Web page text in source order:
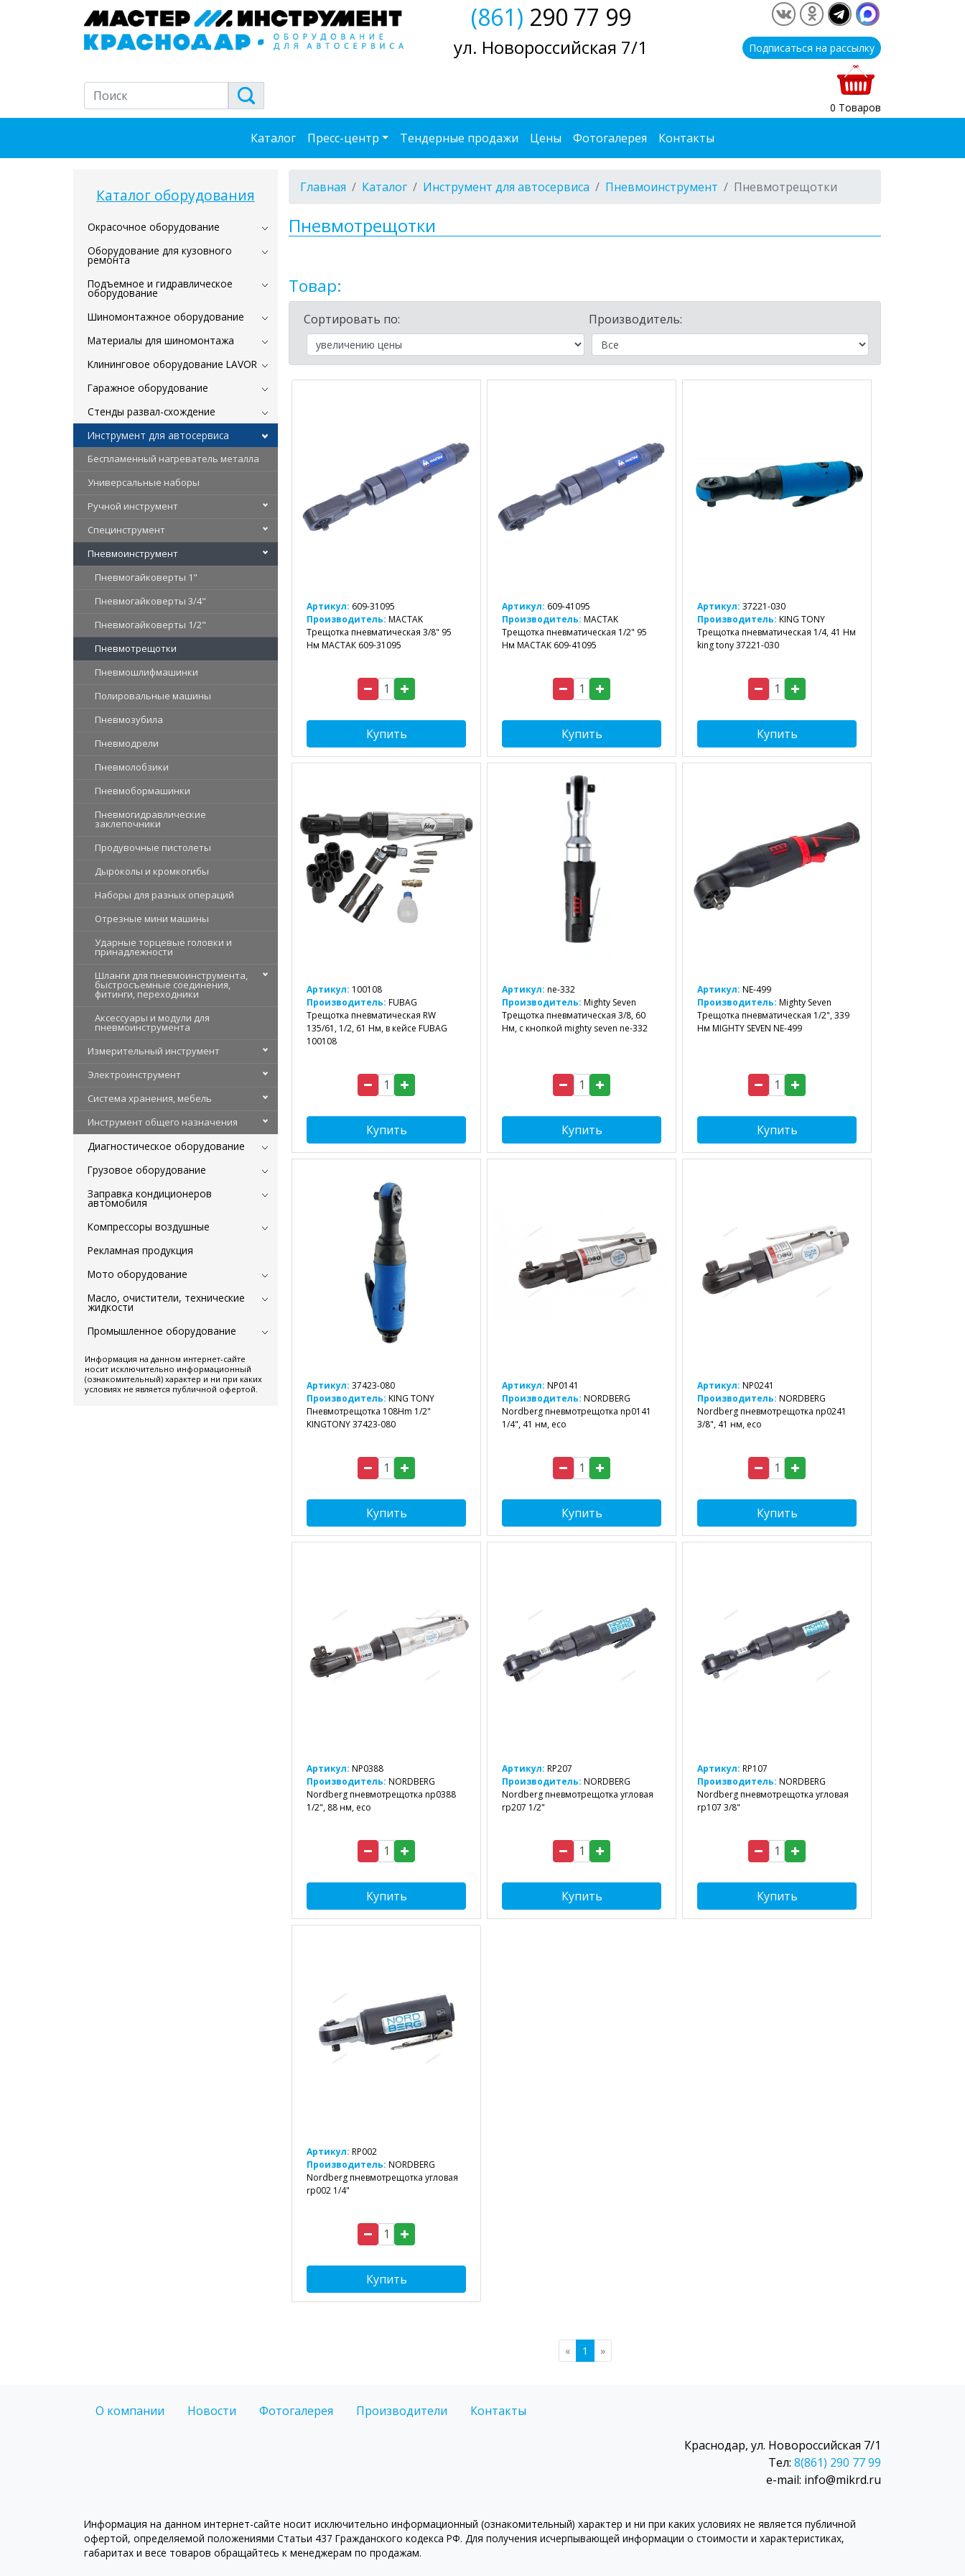
(861) 290 77 99
ул. Новороссийская 7/1 Подписаться на рассылку
0 Товаров
Каталог Пресс-центр Тендерные продажи Цены Фотогалерея Контакты
Каталог оборудования
Окрасочное оборудование
Оборудование для кузовного
ремонта
Подъемное и гидравлическое
оборудование
Шиномонтажное оборудование
Материалы для шиномонтажа
Клининговое оборудование LAVOR
Гаражное оборудование
Стенды развал-схождение
Инструмент для автосервиса
Беспламенный нагреватель металла
Универсальные наборы
Ручной инструмент
Специнструмент
Пневмоинструмент
Пневмогайковерты 1"
Пневмогайковерты 3/4"
Пневмогайковерты 1/2"
Пневмотрещотки
Пневмошлифмашинки
Полировальные машины
Пневмозубила
Пневмодрели
Пневмолобзики
Пневмобормашинки
Пневмогидравлические
заклепочники
Продувочные пистолеты
Дыроколы и кромкогибы
Наборы для разных операций
Отрезные мини машины
Ударные торцевые головки и
принадлежности
Шланги для пневмоинструмента,
быстросъемные соединения,
фитинги, переходники
Аксессуары и модули для
пневмоинструмента
Измерительный инструмент
Электроинструмент
Система хранения, мебель
Инструмент общего назначения
Диагностическое оборудование
Грузовое оборудование
Заправка кондиционеров
автомобиля
Компрессоры воздушные
Рекламная продукция
Мото оборудование
Масло, очистители, технические
жидкости
Промышленное оборудование
Информация на данном интернет-сайте
носит исключительно информационный
(ознакомительный) характер и ни при каких
условиях не является публичной офертой.
Главная Каталог Инструмент для автосервиса Пневмоинструмент Пневмотрещотки
Пневмотрещотки
Товар:
Сортировать по: Производитель:
Артикул: 609-31095
Производитель: MACTAK
Трещотка пневматическая 3/8" 95
Нм МАСТАК 609-31095
Купить
Артикул: 609-41095
Производитель: MACTAK
Трещотка пневматическая 1/2" 95
Нм МАСТАК 609-41095
Купить
Артикул: 37221-030
Производитель: KING TONY
Трещотка пневматическая 1/4, 41 Нм
king tony 37221-030
Купить
Артикул: 100108
Производитель: FUBAG
Трещотка пневматическая RW
135/61, 1/2, 61 Нм, в кейсе FUBAG
100108
Купить
Артикул: ne-332
Производитель: Mighty Seven
Трещотка пневматическая 3/8, 60
Нм, с кнопкой mighty seven ne-332
Купить
Артикул: NE-499
Производитель: Mighty Seven
Трещотка пневматическая 1/2", 339
Нм MIGHTY SEVEN NE-499
Купить
Артикул: 37423-080
Производитель: KING TONY
Пневмотрещотка 108Hm 1/2"
KINGTONY 37423-080
Купить
Артикул: NP0141
Производитель: NORDBERG
Nordberg пневмотрещотка np0141
1/4", 41 нм, eco
Купить
Артикул: NP0241
Производитель: NORDBERG
Nordberg пневмотрещотка np0241
3/8", 41 нм, eco
Купить
Артикул: NP0388
Производитель: NORDBERG
Nordberg пневмотрещотка np0388
1/2", 88 нм, eco
Купить
Артикул: RP207
Производитель: NORDBERG
Nordberg пневмотрещотка угловая
rp207 1/2"
Купить
Артикул: RP107
Производитель: NORDBERG
Nordberg пневмотрещотка угловая
rp107 3/8"
Купить
Артикул: RP002
Производитель: NORDBERG
Nordberg пневмотрещотка угловая
rp002 1/4"
Купить
« 1 »
О компании Новости Фотогалерея Производители Контакты
Краснодар, ул. Новороссийская 7/1
Тел: 8(861) 290 77 99
e-mail: info@mikrd.ru
Информация на данном интернет-сайте носит исключительно информационный (ознакомительный) характер и ни при каких условиях не является публичной
офертой, определяемой положениями Статьи 437 Гражданского кодекса РФ. Для получения исчерпывающей информации о стоимости и характеристиках,
габаритах и весе товаров обращайтесь к менеджерам по продажам.